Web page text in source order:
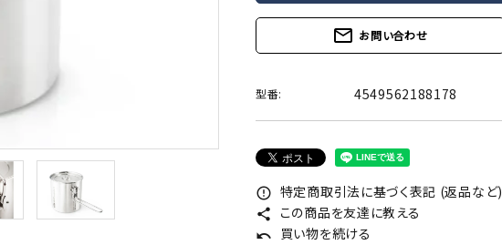
mail_outline お問い合わせ
型番: 4549562188178
error_outline 特定商取引法に基づく表記 (返品など)
share この商品を友達に教える
undo 買い物を続ける